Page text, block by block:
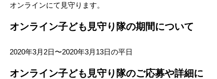
オンラインにて見守ります。
オンライン子ども見守り隊の期間について
2020年3月2日〜2020年3月13日の平日
オンライン子ども見守り隊のご応募や詳細に